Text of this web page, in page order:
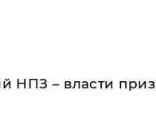
НПЗ – власти